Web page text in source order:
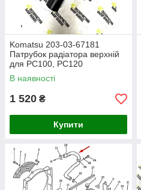
Komatsu 203-03-67181
Патрубок радіатора верхній
для PC100, PC120
В наявності
1 520 ₴
Купити